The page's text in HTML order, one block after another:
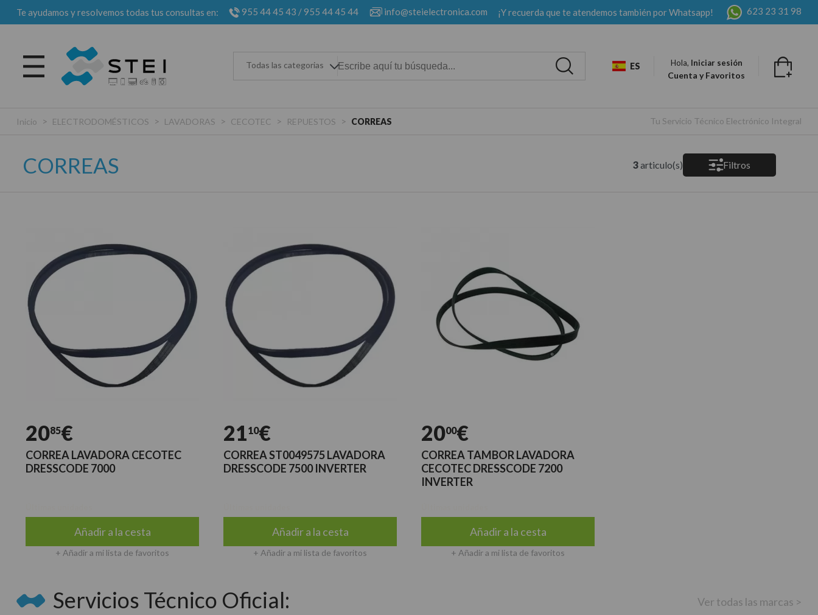
Te ayudamos y resolvemos todas tus consultas en: 955 44 45 43 /955 44 45 44 info@steielectronica.com ¡Y recuerda que te atendemos también por Whatsapp! 623 23 31 98
Todas las categorias ES Hola, Iniciar sesión
Cuenta y Favoritos
Inicio > ELECTRODOMÉSTICOS > LAVADORAS > CECOTEC > REPUESTOS > CORREAS Tu Servicio Técnico Electrónico Integral
CORREAS 3articulo(s) Filtros
2085€
CORREA LAVADORA CECOTEC
DRESSCODE 7000
Añadir a la cesta
+ Añadir a mi lista de favoritos
2110€
CORREA ST0049575 LAVADORA
DRESSCODE 7500 INVERTER
Añadir a la cesta
+ Añadir a mi lista de favoritos
2000€
CORREA TAMBOR LAVADORA
CECOTEC DRESSCODE 7200
INVERTER
Añadir a la cesta
+ Añadir a mi lista de favoritos
Servicios Técnico Oficial: Ver todas las marcas >